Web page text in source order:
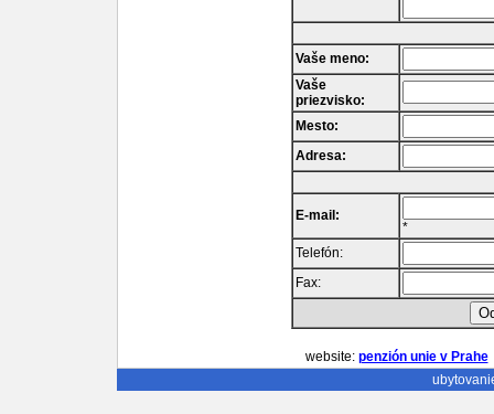
Vaše meno:
Vaše
priezvisko:
Mesto:
Adresa:
E-mail:
*
Telefón:
Fax:
website: penzión unie v Prahe